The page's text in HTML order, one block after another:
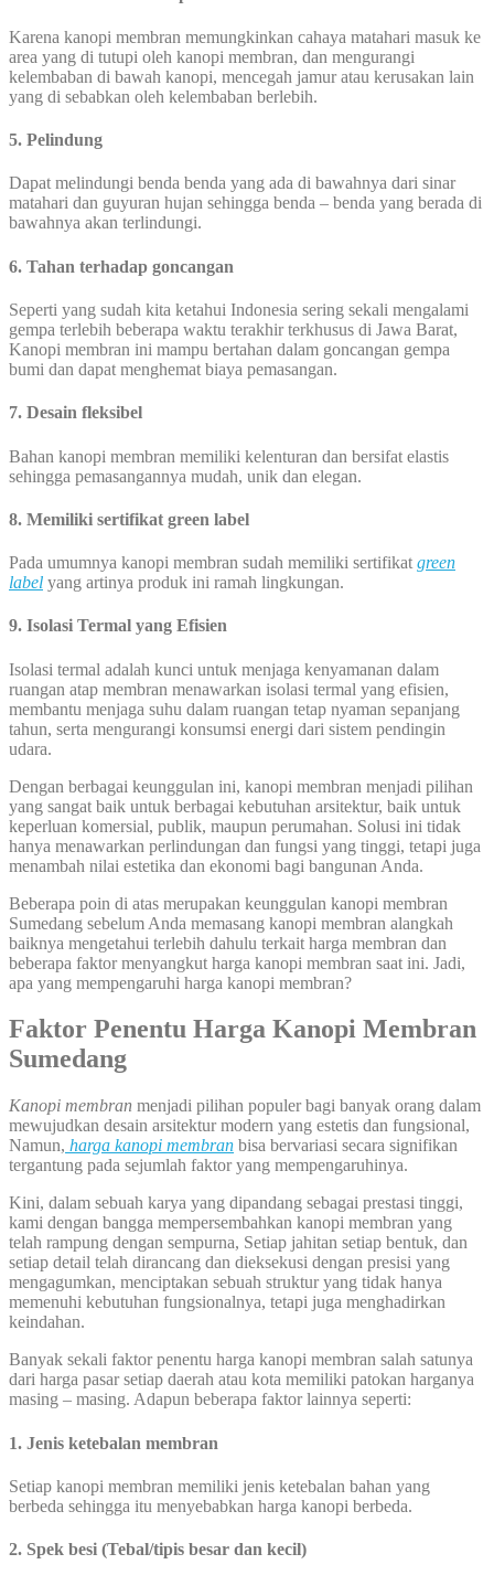
Karena kanopi membran memungkinkan cahaya matahari masuk ke
area yang di tutupi oleh kanopi membran, dan mengurangi
kelembaban di bawah kanopi, mencegah jamur atau kerusakan lain
yang di sebabkan oleh kelembaban berlebih.
5. Pelindung
Dapat melindungi benda benda yang ada di bawahnya dari sinar
matahari dan guyuran hujan sehingga benda – benda yang berada di
bawahnya akan terlindungi.
6. Tahan terhadap goncangan
Seperti yang sudah kita ketahui Indonesia sering sekali mengalami
gempa terlebih beberapa waktu terakhir terkhusus di Jawa Barat,
Kanopi membran ini mampu bertahan dalam goncangan gempa
bumi dan dapat menghemat biaya pemasangan.
7. Desain fleksibel
Bahan kanopi membran memiliki kelenturan dan bersifat elastis
sehingga pemasangannya mudah, unik dan elegan.
8. Memiliki sertifikat green label
Pada umumnya kanopi membran sudah memiliki sertifikat green
label yang artinya produk ini ramah lingkungan.
9. Isolasi Termal yang Efisien
Isolasi termal adalah kunci untuk menjaga kenyamanan dalam
ruangan atap membran menawarkan isolasi termal yang efisien,
membantu menjaga suhu dalam ruangan tetap nyaman sepanjang
tahun, serta mengurangi konsumsi energi dari sistem pendingin
udara.
Dengan berbagai keunggulan ini, kanopi membran menjadi pilihan
yang sangat baik untuk berbagai kebutuhan arsitektur, baik untuk
keperluan komersial, publik, maupun perumahan. Solusi ini tidak
hanya menawarkan perlindungan dan fungsi yang tinggi, tetapi juga
menambah nilai estetika dan ekonomi bagi bangunan Anda.
Beberapa poin di atas merupakan keunggulan kanopi membran
Sumedang sebelum Anda memasang kanopi membran alangkah
baiknya mengetahui terlebih dahulu terkait harga membran dan
beberapa faktor menyangkut harga kanopi membran saat ini. Jadi,
apa yang mempengaruhi harga kanopi membran?
Faktor Penentu Harga Kanopi Membran
Sumedang
Kanopi membran menjadi pilihan populer bagi banyak orang dalam
mewujudkan desain arsitektur modern yang estetis dan fungsional,
Namun, harga kanopi membran bisa bervariasi secara signifikan
tergantung pada sejumlah faktor yang mempengaruhinya.
Kini, dalam sebuah karya yang dipandang sebagai prestasi tinggi,
kami dengan bangga mempersembahkan kanopi membran yang
telah rampung dengan sempurna, Setiap jahitan setiap bentuk, dan
setiap detail telah dirancang dan dieksekusi dengan presisi yang
mengagumkan, menciptakan sebuah struktur yang tidak hanya
memenuhi kebutuhan fungsionalnya, tetapi juga menghadirkan
keindahan.
Banyak sekali faktor penentu harga kanopi membran salah satunya
dari harga pasar setiap daerah atau kota memiliki patokan harganya
masing – masing. Adapun beberapa faktor lainnya seperti:
1. Jenis ketebalan membran
Setiap kanopi membran memiliki jenis ketebalan bahan yang
berbeda sehingga itu menyebabkan harga kanopi berbeda.
2. Spek besi (Tebal/tipis besar dan kecil)